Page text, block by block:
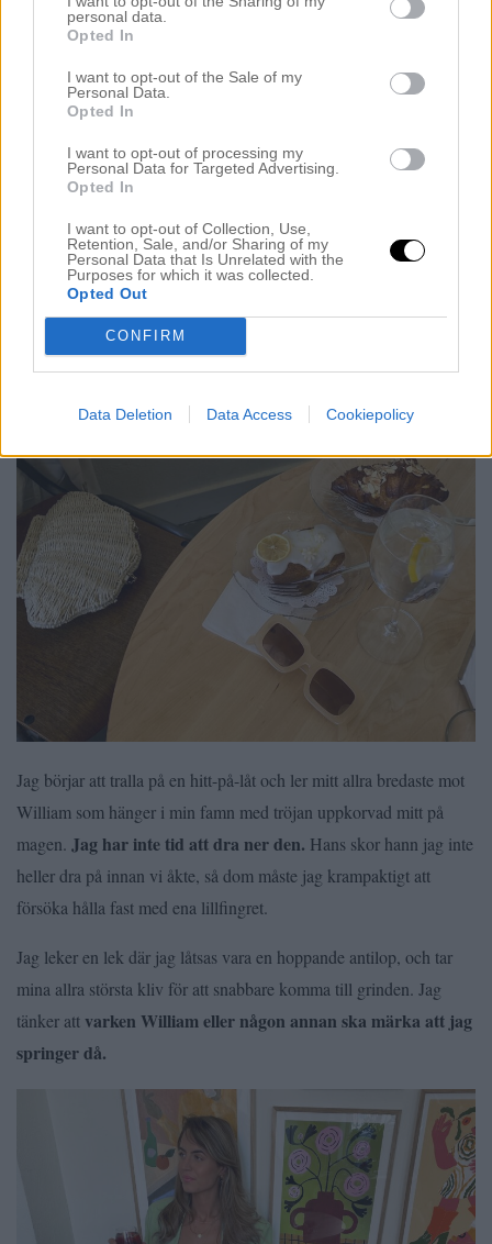
personal data.
Opted In
I want to opt-out of the Sale of my
Personal Data.
Opted In
I want to opt-out of processing my
Personal Data for Targeted Advertising.
Opted In
I want to opt-out of Collection, Use,
Retention, Sale, and/or Sharing of my
Personal Data that Is Unrelated with the
Purposes for which it was collected.
Opted Out
CONFIRM
Data Deletion Data Access Cookiepolicy
*William får inte märka att jag är stressad*
*William får INTE märka att jag är stressad!!!*
Jag börjar att tralla på en hitt-på-låt och ler mitt allra bredaste mot
William som hänger i min famn med tröjan uppkorvad mitt på
magen. Jag har inte tid att dra ner den. Hans skor hann jag inte
heller dra på innan vi åkte, så dom måste jag krampaktigt att
försöka hålla fast med ena lillfingret.
Jag leker en lek där jag låtsas vara en hoppande antilop, och tar
mina allra största kliv för att snabbare komma till grinden. Jag
tänker att varken William eller någon annan ska märka att jag
springer då.